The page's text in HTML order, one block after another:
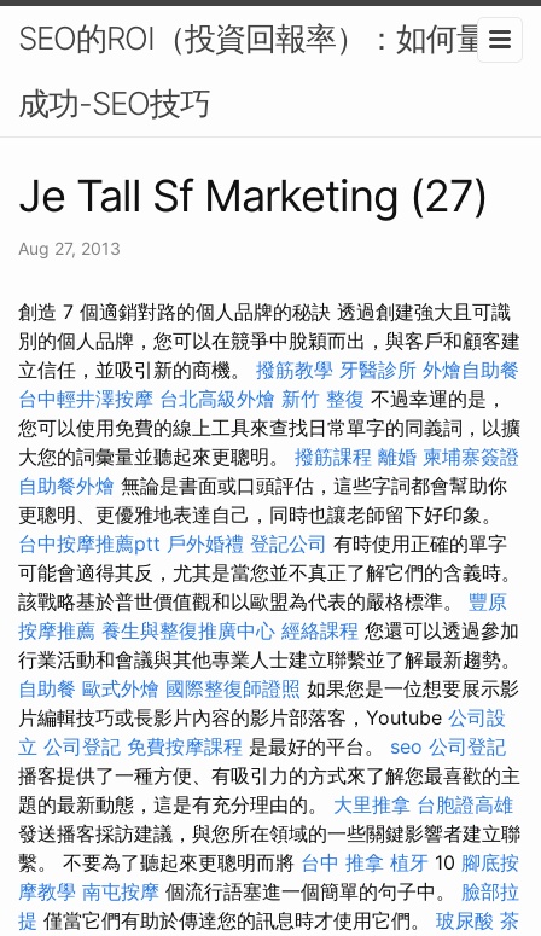
SEO的ROI（投資回報率）：如何量化
成功-SEO技巧
Je Tall Sf Marketing (27)
Aug 27, 2013
創造 7 個適銷對路的個人品牌的秘訣 透過創建強大且可識
別的個人品牌，您可以在競爭中脫穎而出，與客戶和顧客建
立信任，並吸引新的商機。 撥筋教學 牙醫診所 外燴自助餐
台中輕井澤按摩 台北高級外燴 新竹 整復 不過幸運的是，
您可以使用免費的線上工具來查找日常單字的同義詞，以擴
大您的詞彙量並聽起來更聰明。 撥筋課程 離婚 柬埔寨簽證
自助餐外燴 無論是書面或口頭評估，這些字詞都會幫助你
更聰明、更優雅地表達自己，同時也讓老師留下好印象。
台中按摩推薦ptt 戶外婚禮 登記公司 有時使用正確的單字
可能會適得其反，尤其是當您並不真正了解它們的含義時。
該戰略基於普世價值觀和以歐盟為代表的嚴格標準。 豐原
按摩推薦 養生與整復推廣中心 經絡課程 您還可以透過參加
行業活動和會議與其他專業人士建立聯繫並了解最新趨勢。
自助餐 歐式外燴 國際整復師證照 如果您是一位想要展示影
片編輯技巧或長影片內容的影片部落客，Youtube 公司設
立 公司登記 免費按摩課程 是最好的平台。 seo 公司登記
播客提供了一種方便、有吸引力的方式來了解您最喜歡的主
題的最新動態，這是有充分理由的。 大里推拿 台胞證高雄
發送播客採訪建議，與您所在領域的一些關鍵影響者建立聯
繫。 不要為了聽起來更聰明而將 台中 推拿 植牙 10 腳底按
摩教學 南屯按摩 個流行語塞進一個簡單的句子中。 臉部拉
提 僅當它們有助於傳達您的訊息時才使用它們。 玻尿酸 茶